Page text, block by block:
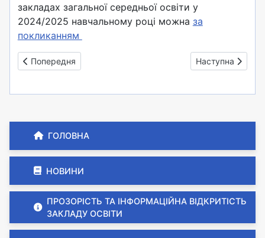
ГОЛОВНА
НОВИНИ
ПРОЗОРІСТЬ ТА ІНФОРМАЦІЙНА ВІДКРИТІСТЬ
ЗАКЛАДУ ОСВІТИ
закладах загальної середньої освіти у
2024/2025 навчальному році можна за
покликанням
Попередня стаття: План МО вчителів початкових класів (2)
Попередня Наступна
Наступна